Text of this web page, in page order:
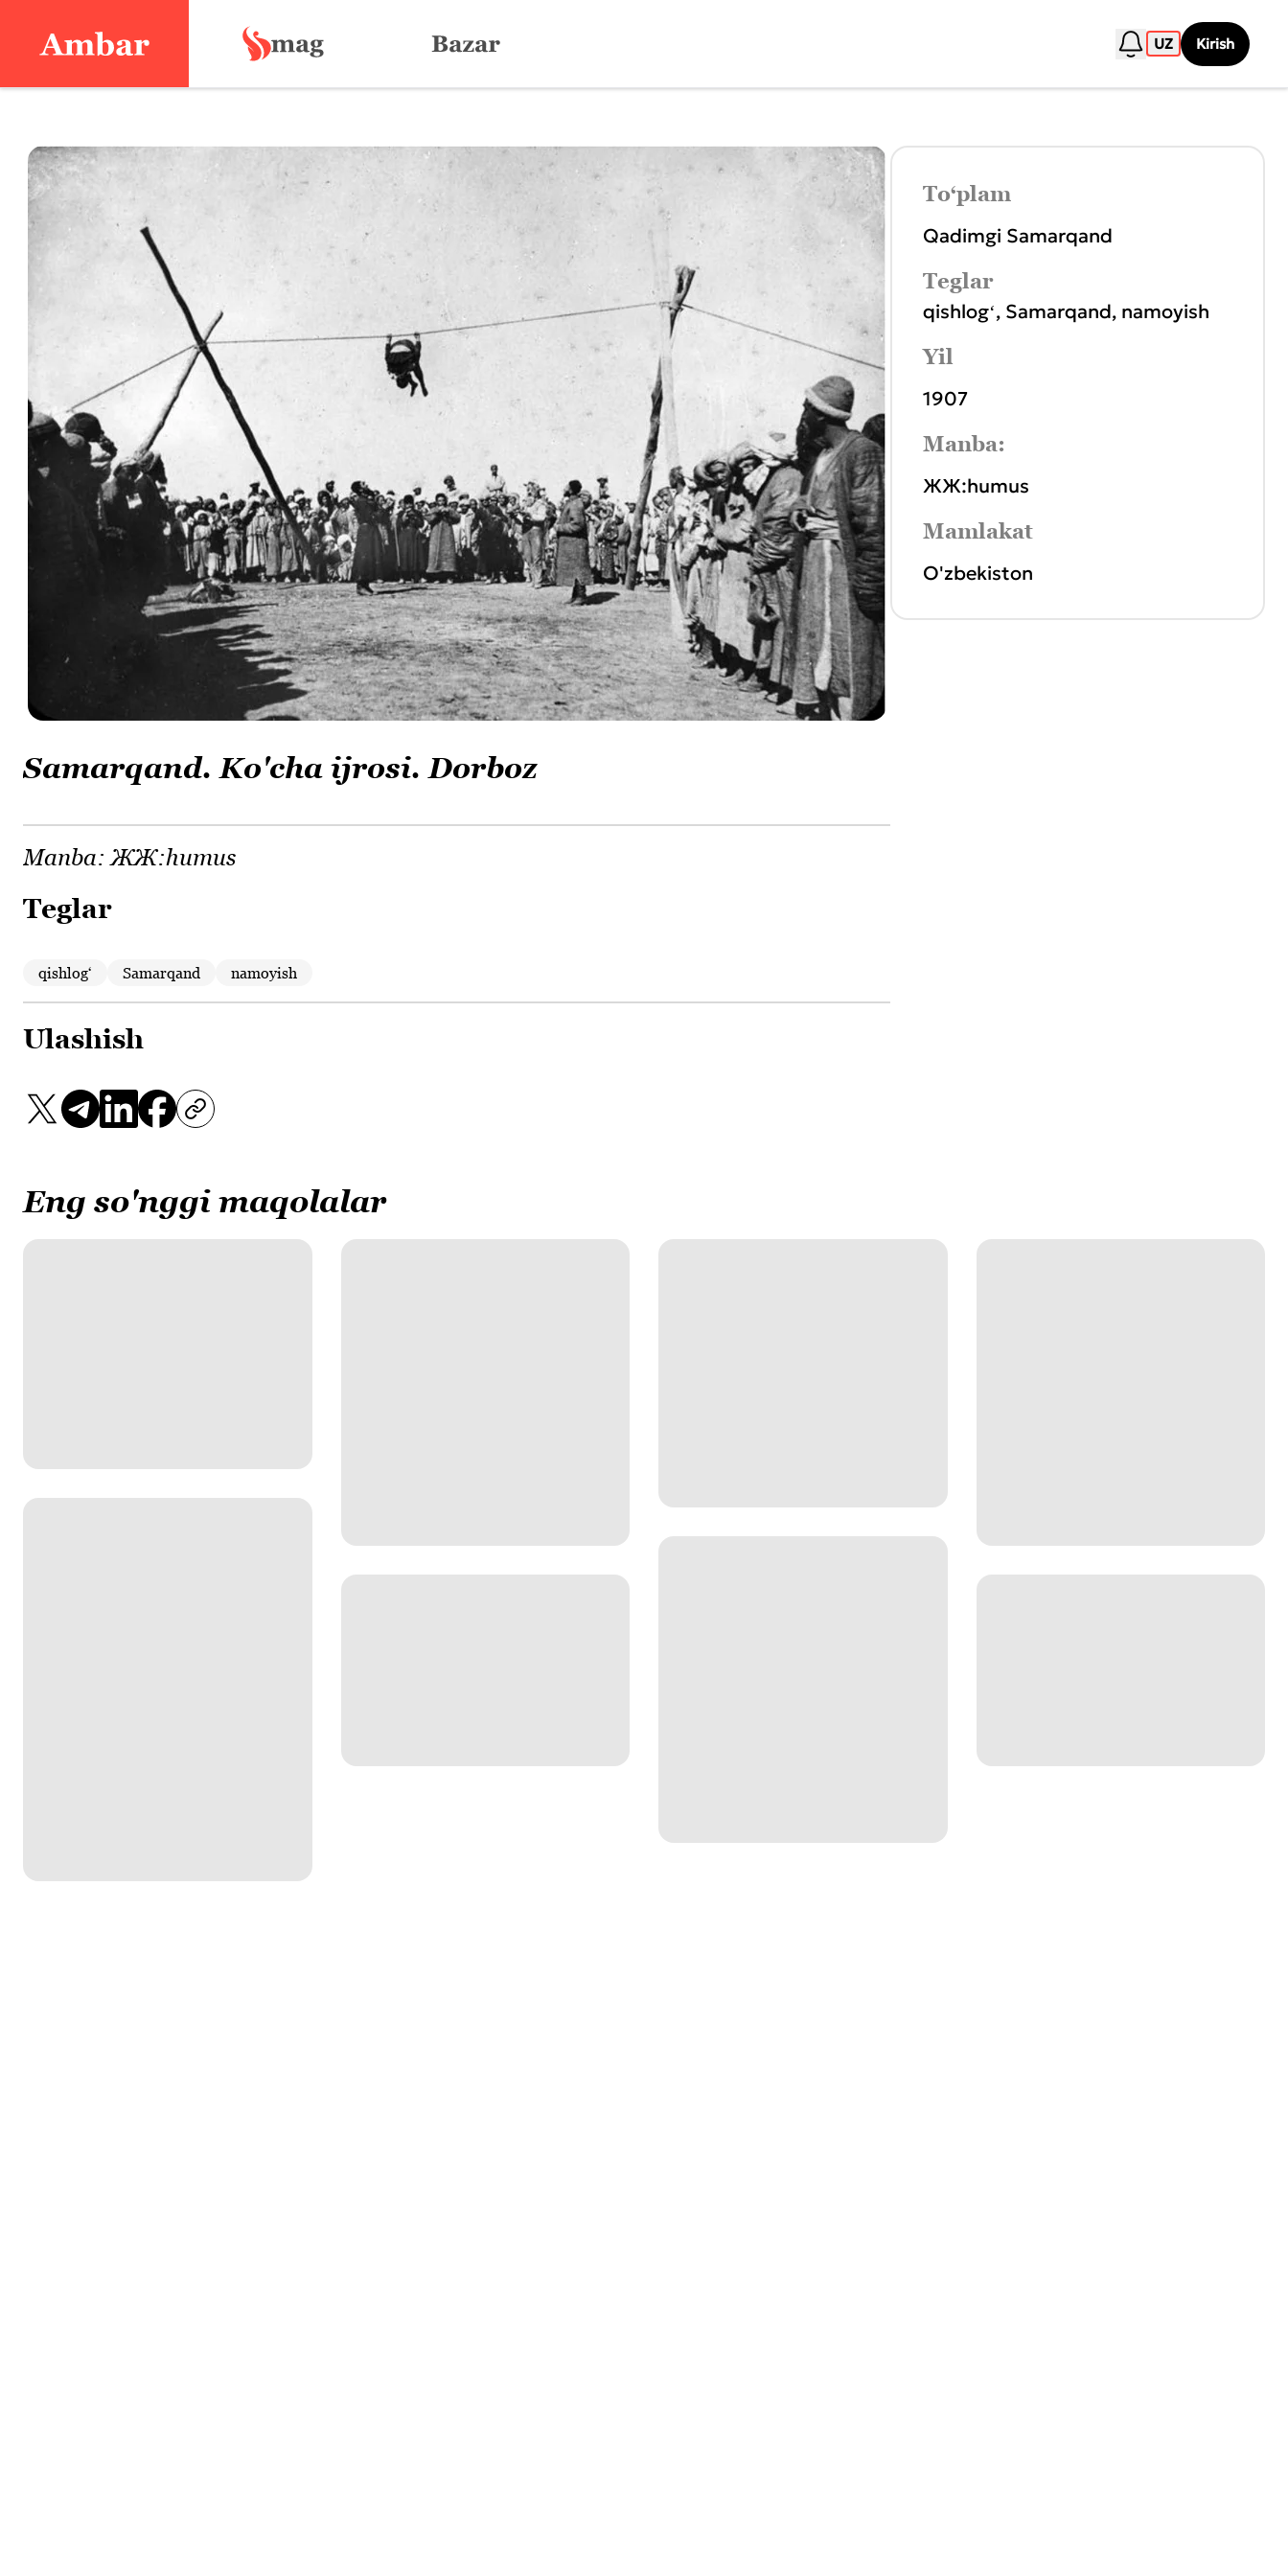
UZ Kirish
Samarqand. Ko'cha ijrosi. Dorboz
Manba: ЖЖ:humus
Teglar
qishlogʻ Samarqand namoyish
Ulashish
To‘plam
Qadimgi Samarqand
Teglar
qishlogʻ, Samarqand, namoyish
Yil
1907
Manba:
ЖЖ:humus
Mamlakat
O'zbekiston
Eng so'nggi maqolalar